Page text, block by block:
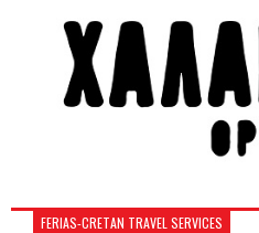
FERIAS-CRETAN TRAVEL SERVICES